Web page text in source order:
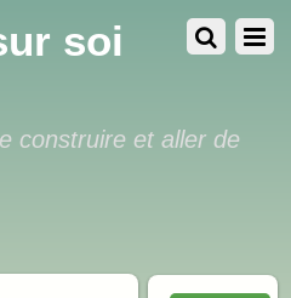
soi
construire et aller de